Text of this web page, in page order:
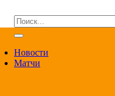
Новости
Матчи